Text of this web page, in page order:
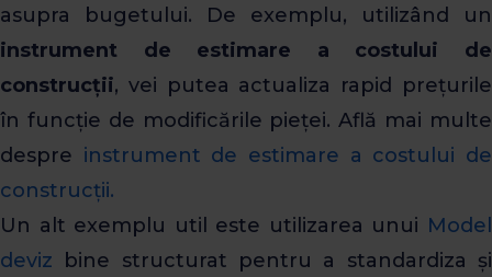
asupra bugetului. De exemplu, utilizând un
instrument de estimare a costului de
construcții, vei putea actualiza rapid prețurile
în funcție de modificările pieței. Află mai multe
despre instrument de estimare a costului de
construcții.
Un alt exemplu util este utilizarea unui Model
deviz bine structurat pentru a standardiza și